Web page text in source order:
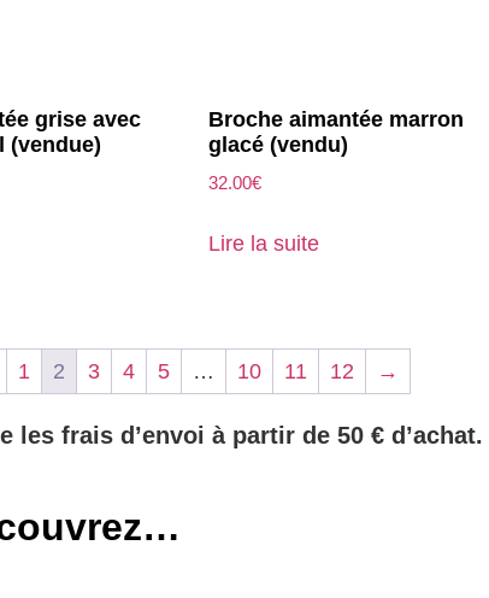
grise avec
(vendue)
Broche aimantée marron
glacé (vendu)
32.00€
Lire la suite
1 2 3 4 5 … 10 11 12 →
frais d’envoi à partir de 50 € d’achat.